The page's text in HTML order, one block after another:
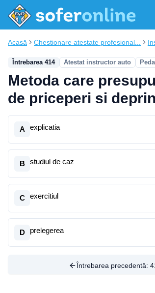
Acasă Chestionare atestate profesional...
Întrebarea 414 Atestat instructor auto
Metoda care
de priceperi si
A explicatia
B studiul de caz
C exercitiul
D prelegerea
Întrebarea precedentă: